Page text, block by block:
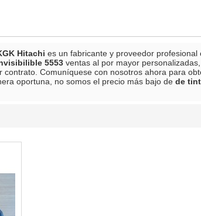
Hitachi es un fabricante y proveedor profesional
5553 ventas al por mayor
contrato. Comuníquese con nosotros ahora para
oportuna, no somos el precio más bajo de de